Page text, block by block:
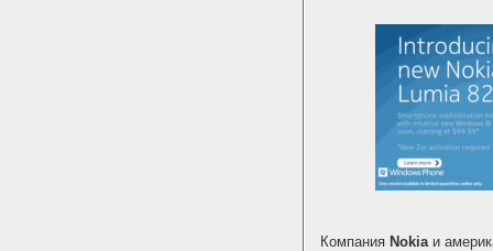
Компания Nokiaи